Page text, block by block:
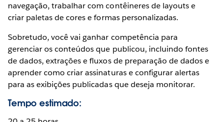
navegação, trabalhar com contêineres de layouts e
criar paletas de cores e formas personalizadas.
Sobretudo, você vai ganhar competência para
gerenciar os conteúdos que publicou, incluindo fontes
de dados, extrações e fluxos de preparação de dados e
aprender como criar assinaturas e configurar alertas
para as exibições publicadas que deseja monitorar.
Tempo estimado: